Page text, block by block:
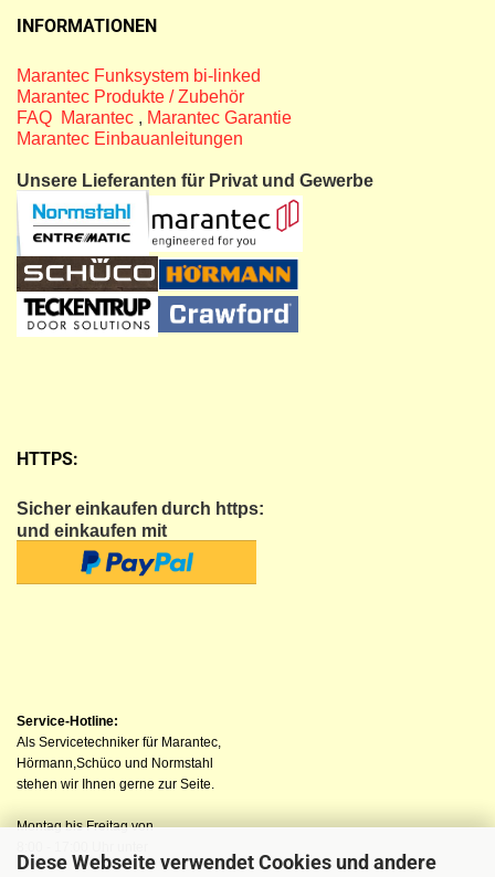
Diese Webseite verwendet Cookies und andere
INFORMATIONEN
Marantec Funksystem bi-linked
Marantec Produkte / Zubehör
FAQ Marantec , Marantec Garantie
Marantec Einbauanleitungen
Unsere Lieferanten für Privat und Gewerbe
HTTPS:
Sicher einkaufen durch https:
und einkaufen mit
Service-Hotline:
Als Servicetechniker für Marantec,
Hörmann,Schüco und Normstahl
stehen wir Ihnen gerne zur Seite.
Montag bis Freitag von